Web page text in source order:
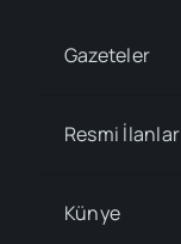
Gazeteler
Resmi İlanlar
Künye